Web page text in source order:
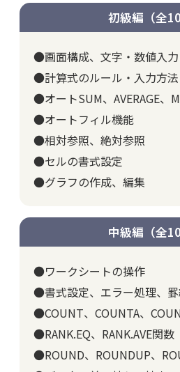
初級編（全10
●画面構成、文字・数値入力
●計算式のルール・入力方法
●オートSUM、AVERAGE、
●オートフィル機能
●相対参照、絶対参照
●セルの書式設定
●グラフの作成、編集
中級編（全10
●ワークシートの操作
●書式設定、エラー処理、
●COUNT、COUNTA、
●RANK.EQ、RANK.AVE関数
●ROUND、ROUNDUP、